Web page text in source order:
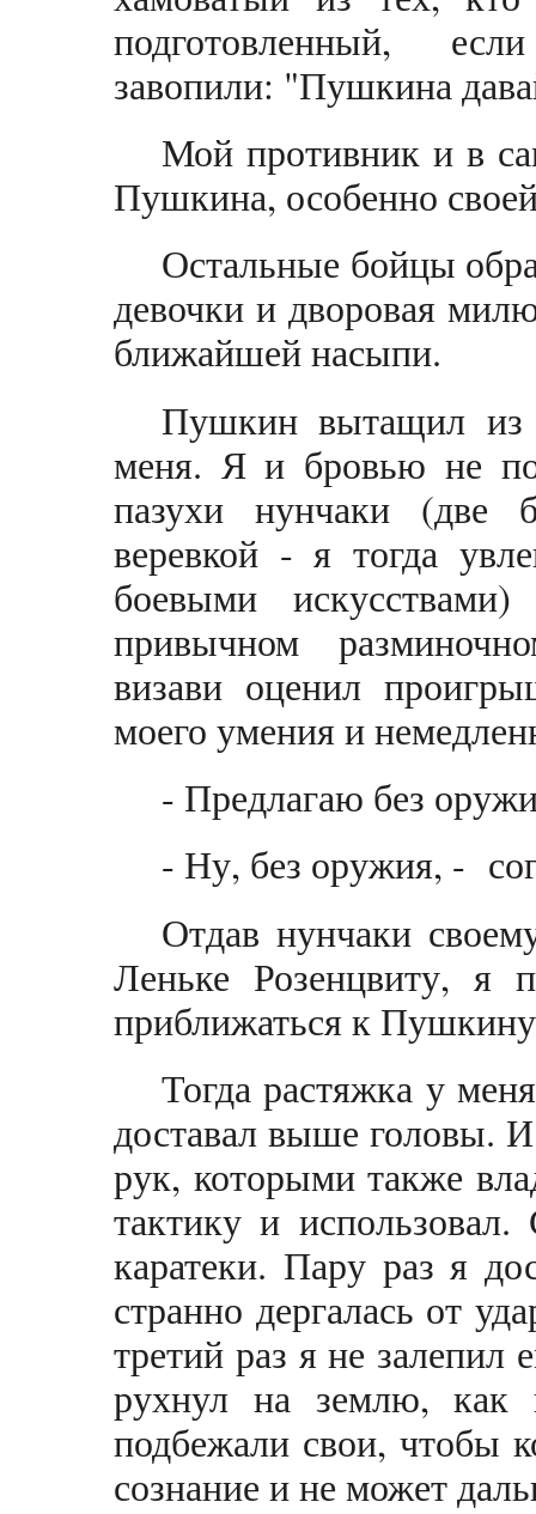
подготовленный,
завопили: "Пушкина
Мой противник и в
Пушкина, особенно
Остальные бойцы
девочки и дворовая
ближайшей насыпи.
Пушкин вытащил из
меня. Я и бровью не
пазухи нунчаки (две
веревкой - я тогда
боевыми
привычном
визави оценил
моего умения и
- Предлагаю без
- Ну, без оружия, -
Отдав нунчаки
Леньке Розенцвиту, я
приближаться к
Тогда растяжка у
доставал выше головы.
рук, которыми также
тактику и
каратеки. Пару раз я
странно дергалась от
третий раз я не залепил
рухнул на землю,
подбежали свои, чтобы
сознание и не может